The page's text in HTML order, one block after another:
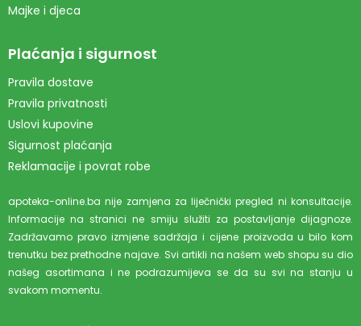
Majke i djeca
Plaćanja i sigurnost
Pravila dostave
Pravila privatnosti
Uslovi kupovine
Sigurnost plaćanja
Reklamacije i povrat robe
apoteka-online.ba nije zamjena za liječnički pregled ni konsultacije.
Informacije na stranici ne smiju služiti za postavljanje dijagnoze.
Zadržavamo pravo izmjene sadržaja i cijene proizvoda u bilo kom
trenutku bez prethodne najave. Svi artikli na našem web shopu su dio
našeg asortimana i ne podrazumijeva se da su svi na stanju u
svakom momentu.